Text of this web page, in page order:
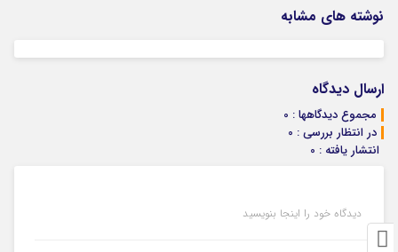
نوشته های مشابه
ارسال دیدگاه
مجموع دیدگاهها : 0
در انتظار بررسی : 0
انتشار یافته : 0
دیدگاه خود را اینجا بنویسید